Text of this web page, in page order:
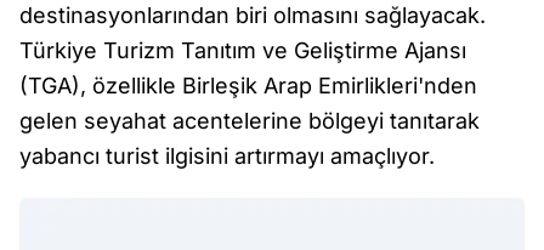
destinasyonlarından biri olmasını sağlayacak.
Türkiye Turizm Tanıtım ve Geliştirme Ajansı
(TGA), özellikle Birleşik Arap Emirlikleri'nden
gelen seyahat acentelerine bölgeyi tanıtarak
yabancı turist ilgisini artırmayı amaçlıyor.